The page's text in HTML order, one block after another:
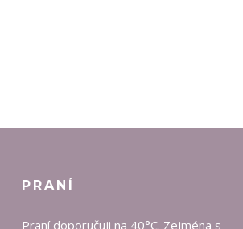
PRANÍ
Praní doporučuji na 40°C. Zejména s